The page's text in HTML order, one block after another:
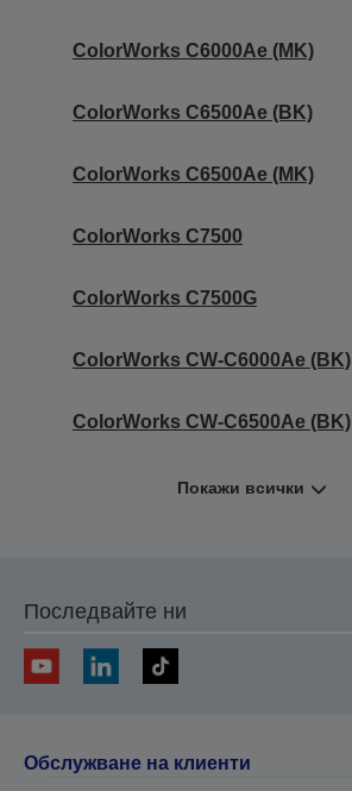
ColorWorks C6000Ae (MK)
ColorWorks C6500Ae (BK)
ColorWorks C6500Ae (MK)
ColorWorks C7500
ColorWorks C7500G
ColorWorks CW-C6000Ae (BK)
ColorWorks CW-C6500Ae (BK)
Покажи всички
Последвайте ни
Обслужване на клиенти